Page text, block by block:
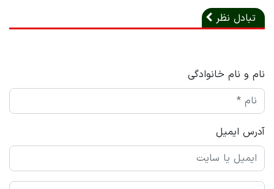
تبادل نظر
نام و نام خانوادگی
آدرس ایمیل